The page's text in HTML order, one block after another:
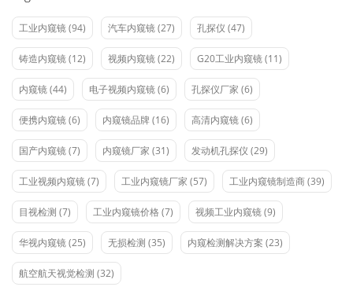
工业内窥镜(94) 汽车内窥镜(27) 孔探仪 (47)
铸造内窥镜(12) 视频内窥镜(22) G20工业内窥镜(11)
内窥镜(44) 电子视频内窥镜(6) 孔探仪厂家 (6)
便携内窥镜(6) 内窥镜品牌(16) 高清内窥镜(6)
国产内窥镜(7) 内窥镜厂家 (31) 发动机孔探仪 (29)
工业视频内窥镜(7) 工业内窥镜厂家 (57) 工业内窥镜制造商(39)
目视检测 (7) 工业内窥镜价格 (7) 视频工业内窥镜(9)
华视内窥镜(25) 无损检测 (35) 内窥检测解决方案 (23)
航空航天视觉检测 (32)